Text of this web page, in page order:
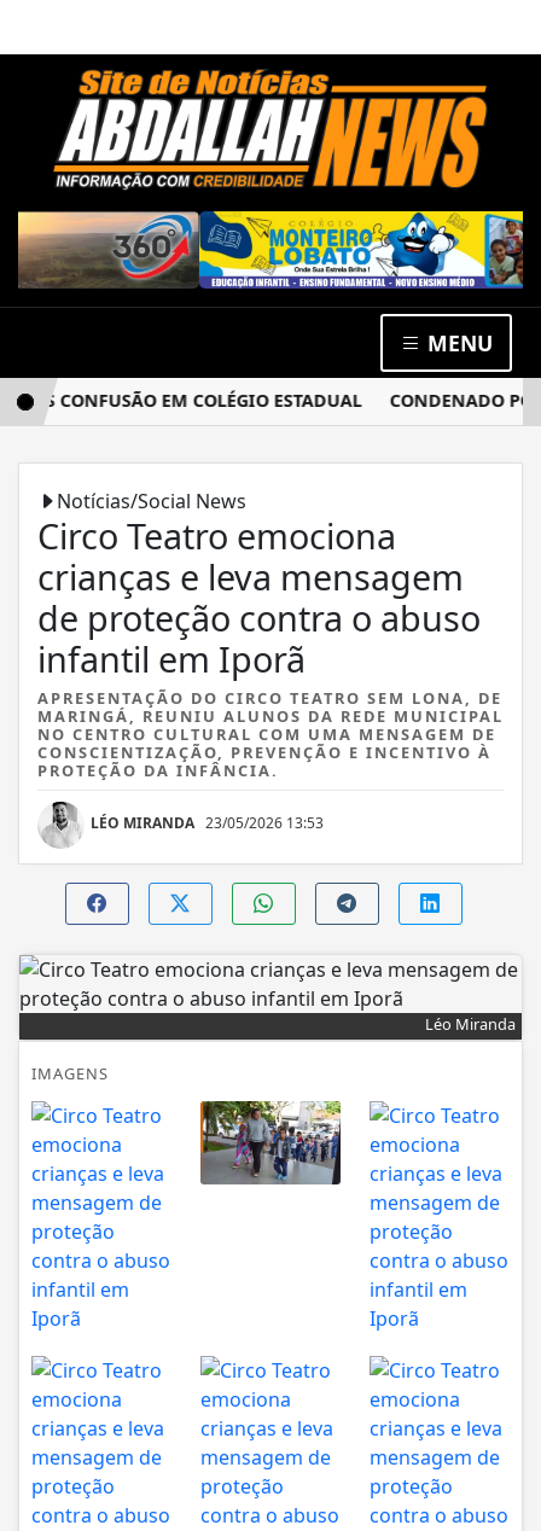
MENU
CONFUSÃO EM COLÉGIO ESTADUAL CONDENADO POR
Notícias/Social News
Circo Teatro emociona
crianças e leva mensagem
de proteção contra o abuso
infantil em Iporã
APRESENTAÇÃO DO CIRCO TEATRO SEM LONA, DE
MARINGÁ, REUNIU ALUNOS DA REDE MUNICIPAL
NO CENTRO CULTURAL COM UMA MENSAGEM DE
CONSCIENTIZAÇÃO, PREVENÇÃO E INCENTIVO À
PROTEÇÃO DA INFÂNCIA.
LÉO MIRANDA 23/05/2026 13:53
Léo Miranda
IMAGENS